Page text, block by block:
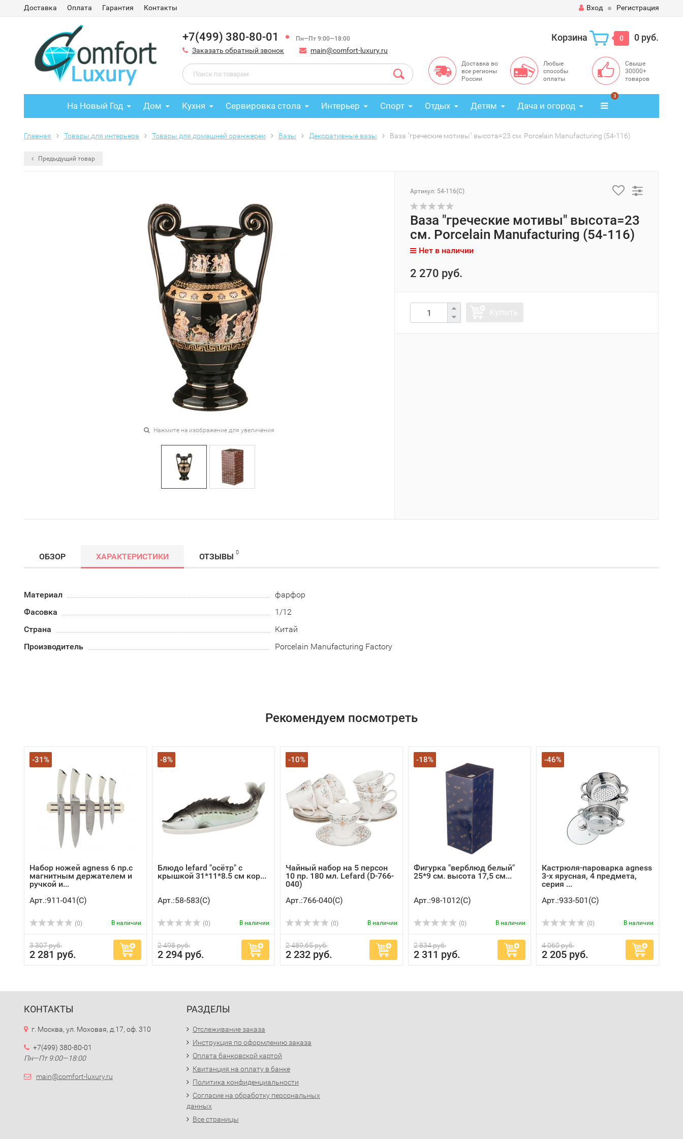
Доставка Оплата Гарантия Контакты Вход Регистрация
+7(499) 380-80-01 Пн—Пт 9:00—18:00
Заказать обратный звонок main@comfort-luxury.ru
Корзина 0 0 руб.
Доставка во
все регионы
России
Любые
способы
оплаты
Свыше
30000+
товаров
На Новый Год Дом Кухня Сервировка стола Интерьер Спорт Отдых Детям Дача и огород
3
Главная Товары для интерьера Товары для домашней оранжереи Вазы Декоративные вазы Ваза "греческие мотивы" высота=23 см. Porcelain Manufacturing (54-116)
Предыдущий товар
Нажмите на изображение для увеличения
Артикул: 54-116(C)
Ваза "греческие мотивы" высота=23
см. Porcelain Manufacturing (54-116)
Нет в наличии
2 270 руб.
ОБЗОР ХАРАКТЕРИСТИКИ ОТЗЫВЫ 0
Материал
фарфор
Фасовка
1/12
Страна
Китай
Производитель
Porcelain Manufacturing Factory
Рекомендуем посмотреть
-31%
Набор ножей agness 6 пр.с
магнитным держателем и
ручкой и...
Арт.:911-041(C)
(0) В наличии
3 307 руб.
2 281 руб.
-8%
Блюдо lefard "осётр" с
крышкой 31*11*8.5 см кор...
Арт.:58-583(C)
(0) В наличии
2 498 руб.
2 294 руб.
-10%
Чайный набор на 5 персон
10 пр. 180 мл. Lefard (D-766-
040)
Арт.:766-040(C)
(0) В наличии
2 489,65 руб.
2 232 руб.
-18%
Фигурка "верблюд белый"
25*9 см. высота 17,5 см...
Арт.:98-1012(C)
(0) В наличии
2 834 руб.
2 311 руб.
-46%
Кастрюля-пароварка agness
3-х ярусная, 4 предмета,
серия ...
Арт.:933-501(C)
(0) В наличии
4 060 руб.
2 205 руб.
КОНТАКТЫ
г. Москва, ул. Моховая, д.17, оф. 310
+7(499) 380-80-01
Пн—Пт 9:00—18:00
main@comfort-luxury.ru
РАЗДЕЛЫ
Отслеживание заказа
Инструкция по оформлению заказа
Оплата банковской картой
Квитанция на оплату в банке
Политика конфиденциальности
Согласие на обработку персональных
данных
Все страницы